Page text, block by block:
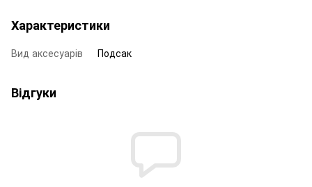
Характеристики
Вид аксесуарів Подсак
Відгуки